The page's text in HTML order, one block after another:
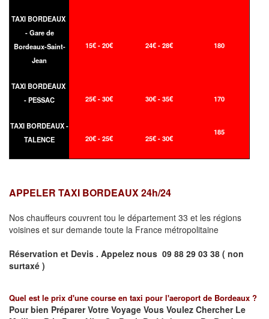
TAXI BORDEAUX
- Gare de
Bordeaux-Saint-
Jean
15€ - 20€ 24€ - 28€ 180
TAXI BORDEAUX
- PESSAC
25€ - 30€ 30€ - 35€ 170
TAXI BORDEAUX -
TALENCE
20€ - 25€ 25€ - 30€
185
APPELER TAXI BORDEAUX 24h/24
Nos chauffeurs couvrent tou le département 33 et les régions
voisines et sur demande toute la France métropolitaine
Réservation et Devis . Appelez nous 09 88 29 03 38 ( non
surtaxé )
Quel est le prix d'une course en taxi pour l'aeroport de Bordeaux ?
Pour bien Préparer Votre Voyage Vous Voulez Chercher Le